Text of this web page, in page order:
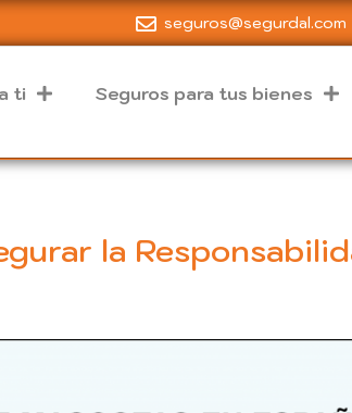
seguros@segurdal.com
ti Seguros para tus bienes
la